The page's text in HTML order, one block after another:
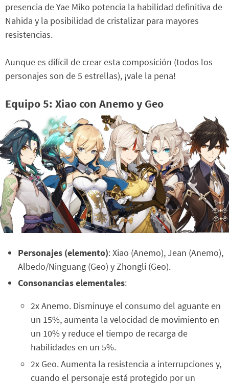
presencia de Yae Miko potencia la habilidad definitiva de
Nahida y la posibilidad de cristalizar para mayores
resistencias.
Aunque es difícil de crear esta composición (todos los
personajes son de 5 estrellas), ¡vale la pena!
Equipo 5: Xiao con Anemo y Geo
Personajes (elemento): Xiao (Anemo), Jean (Anemo),
Albedo/Ninguang (Geo) y Zhongli (Geo).
Consonancias elementales:
2x Anemo. Disminuye el consumo del aguante en
un 15%, aumenta la velocidad de movimiento en
un 10% y reduce el tiempo de recarga de
habilidades en un 5%.
2x Geo. Aumenta la resistencia a interrupciones y,
cuando el personaje está protegido por un